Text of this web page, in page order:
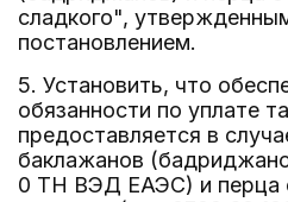
сладкого",
постановлением.
5. Установить, что
обязанности по уплате
предоставляется в
баклажанов
0 ТН ВЭД ЕАЭС) и перца